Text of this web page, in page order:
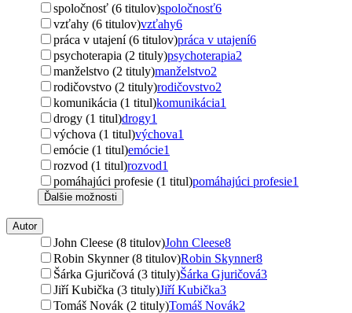
spoločnosť (6 titulov)spoločnosť6
vzťahy (6 titulov)vzťahy6
práca v utajení (6 titulov)práca v utajení6
psychoterapia (2 tituly)psychoterapia2
manželstvo (2 tituly)manželstvo2
rodičovstvo (2 tituly)rodičovstvo2
komunikácia (1 titul)komunikácia1
drogy (1 titul)drogy1
výchova (1 titul)výchova1
emócie (1 titul)emócie1
rozvod (1 titul)rozvod1
pomáhajúci profesie (1 titul)pomáhajúci profesie1
Ďalšie možnosti
Autor
John Cleese (8 titulov)John Cleese8
Robin Skynner (8 titulov)Robin Skynner8
Šárka Gjuričová (3 tituly)Šárka Gjuričová3
Jiří Kubička (3 tituly)Jiří Kubička3
Tomáš Novák (2 tituly)Tomáš Novák2